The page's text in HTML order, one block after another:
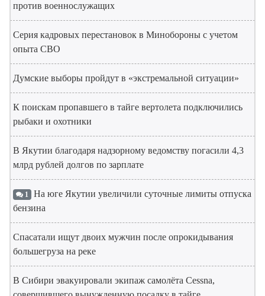
против военнослужащих
Серия кадровых перестановок в Минобороны с учетом
опыта СВО
Думские выборы пройдут в «экстремальной ситуации»
К поискам пропавшего в тайге вертолета подключились
рыбаки и охотники
В Якутии благодаря надзорному ведомству погасили 4,3
млрд рублей долгов по зарплате
1 На юге Якутии увеличили суточные лимиты отпуска
бензина
Спасатали ищут двоих мужчин после опрокидывания
большегруза на реке
В Сибири эвакуировали экипаж самолёта Cessna,